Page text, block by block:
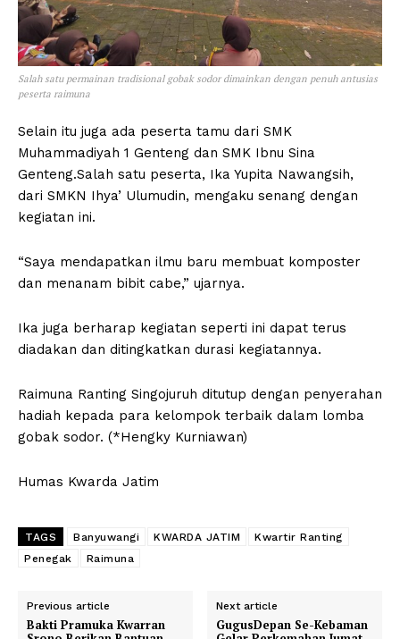
Salah satu permainan tradisional gobak sodor dimainkan dengan penuh antusias
peserta raimuna
Selain itu juga ada peserta tamu dari SMK
Muhammadiyah 1 Genteng dan SMK Ibnu Sina
Genteng.Salah satu peserta, Ika Yupita Nawangsih,
dari SMKN Ihya’ Ulumudin, mengaku senang dengan
kegiatan ini.
“Saya mendapatkan ilmu baru membuat komposter
dan menanam bibit cabe,” ujarnya.
Ika juga berharap kegiatan seperti ini dapat terus
diadakan dan ditingkatkan durasi kegiatannya.
Raimuna Ranting Singojuruh ditutup dengan penyerahan
hadiah kepada para kelompok terbaik dalam lomba
gobak sodor. (*Hengky Kurniawan)
Humas Kwarda Jatim
TAGS Banyuwangi KWARDA JATIM
Kwartir Ranting
Penegak
Raimuna
Previous article
Bakti Pramuka Kwarran
Next article
GugusDepan Se-Kebaman